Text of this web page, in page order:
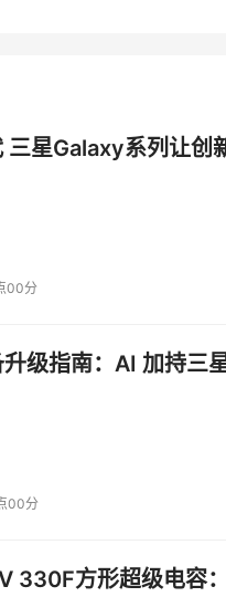
三星Galaxy系列让创
00分
级指南：AI 加持三
00分
330F方形超级电容